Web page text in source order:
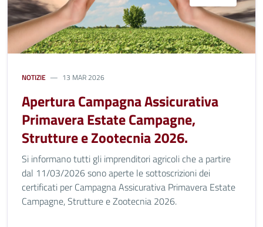
NOTIZIE 13 MAR 2026
Apertura Campagna Assicurativa
Primavera Estate Campagne,
Strutture e Zootecnia 2026.
Si informano tutti gli imprenditori agricoli che a partire
dal 11/03/2026 sono aperte le sottoscrizioni dei
certificati per Campagna Assicurativa Primavera Estate
Campagne, Strutture e Zootecnia 2026.